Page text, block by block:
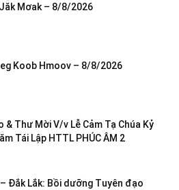
Mơak – 8/8/2026
Koob Hmoov – 8/8/2026
& Thư Mời V/v Lễ Cảm Tạ Chúa Kỷ
Tái Lập HTTL PHÚC ÂM 2
Đắk Lắk: Bồi dưỡng Tuyên đạo